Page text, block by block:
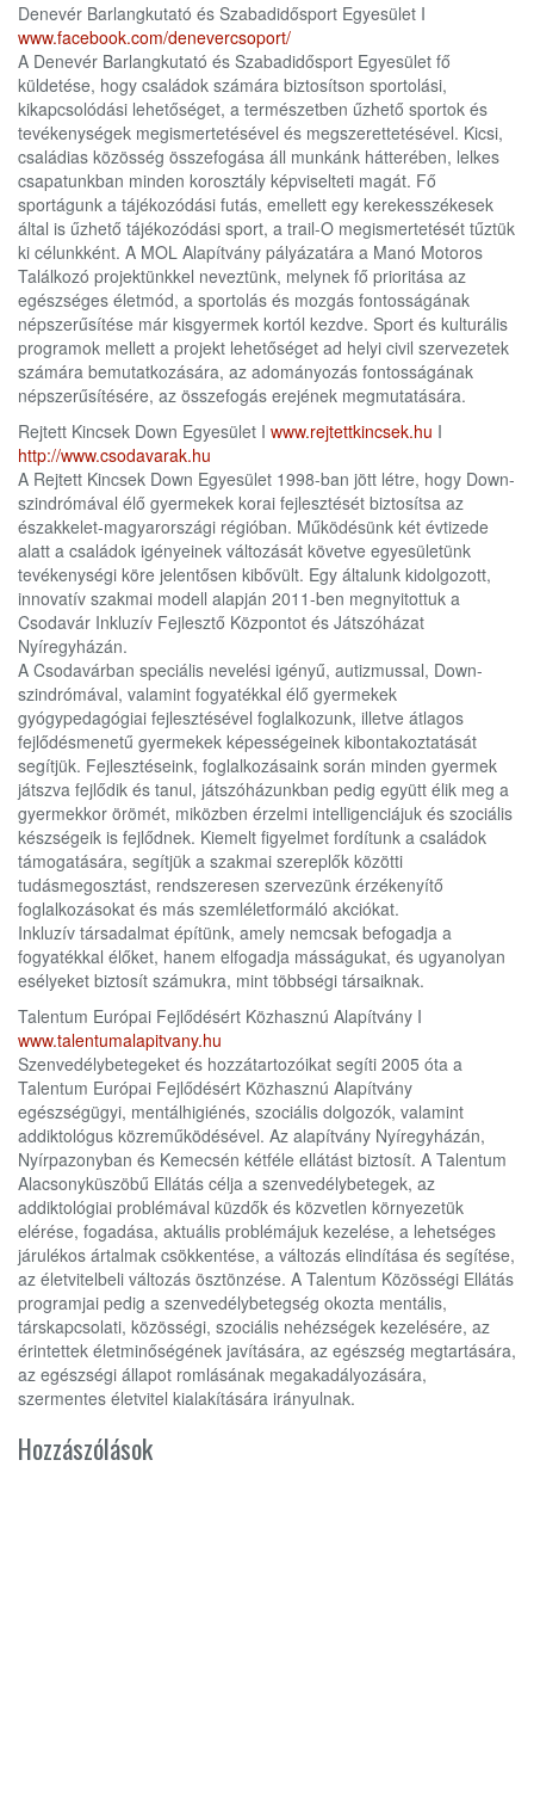
Denevér Barlangkutató és Szabadidősport Egyesület I
www.facebook.com/denevercsoport/
A Denevér Barlangkutató és Szabadidősport Egyesület fő
küldetése, hogy családok számára biztosítson sportolási,
kikapcsolódási lehetőséget, a természetben űzhető sportok és
tevékenységek megismertetésével és megszerettetésével. Kicsi,
családias közösség összefogása áll munkánk hátterében, lelkes
csapatunkban minden korosztály képviselteti magát. Fő
sportágunk a tájékozódási futás, emellett egy kerekesszékesek
által is űzhető tájékozódási sport, a trail-O megismertetését tűztük
ki célunkként. A MOL Alapítvány pályázatára a Manó Motoros
Találkozó projektünkkel neveztünk, melynek fő prioritása az
egészséges életmód, a sportolás és mozgás fontosságának
népszerűsítése már kisgyermek kortól kezdve. Sport és kulturális
programok mellett a projekt lehetőséget ad helyi civil szervezetek
számára bemutatkozására, az adományozás fontosságának
népszerűsítésére, az összefogás erejének megmutatására.
Rejtett Kincsek Down Egyesület I www.rejtettkincsek.hu I
http://www.csodavarak.hu
A Rejtett Kincsek Down Egyesület 1998-ban jött létre, hogy Down-
szindrómával élő gyermekek korai fejlesztését biztosítsa az
északkelet-magyarországi régióban. Működésünk két évtizede
alatt a családok igényeinek változását követve egyesületünk
tevékenységi köre jelentősen kibővült. Egy általunk kidolgozott,
innovatív szakmai modell alapján 2011-ben megnyitottuk a
Csodavár Inkluzív Fejlesztő Központot és Játszóházat
Nyíregyházán.
A Csodavárban speciális nevelési igényű, autizmussal, Down-
szindrómával, valamint fogyatékkal élő gyermekek
gyógypedagógiai fejlesztésével foglalkozunk, illetve átlagos
fejlődésmenetű gyermekek képességeinek kibontakoztatását
segítjük. Fejlesztéseink, foglalkozásaink során minden gyermek
játszva fejlődik és tanul, játszóházunkban pedig együtt élik meg a
gyermekkor örömét, miközben érzelmi intelligenciájuk és szociális
készségeik is fejlődnek. Kiemelt figyelmet fordítunk a családok
támogatására, segítjük a szakmai szereplők közötti
tudásmegosztást, rendszeresen szervezünk érzékenyítő
foglalkozásokat és más szemléletformáló akciókat.
Inkluzív társadalmat építünk, amely nemcsak befogadja a
fogyatékkal élőket, hanem elfogadja másságukat, és ugyanolyan
esélyeket biztosít számukra, mint többségi társaiknak.
Talentum Európai Fejlődésért Közhasznú Alapítvány I
www.talentumalapitvany.hu
Szenvedélybetegeket és hozzátartozóikat segíti 2005 óta a
Talentum Európai Fejlődésért Közhasznú Alapítvány
egészségügyi, mentálhigiénés, szociális dolgozók, valamint
addiktológus közreműködésével. Az alapítvány Nyíregyházán,
Nyírpazonyban és Kemecsén kétféle ellátást biztosít. A Talentum
Alacsonyküszöbű Ellátás célja a szenvedélybetegek, az
addiktológiai problémával küzdők és közvetlen környezetük
elérése, fogadása, aktuális problémájuk kezelése, a lehetséges
járulékos ártalmak csökkentése, a változás elindítása és segítése,
az életvitelbeli változás ösztönzése. A Talentum Közösségi Ellátás
programjai pedig a szenvedélybetegség okozta mentális,
társkapcsolati, közösségi, szociális nehézségek kezelésére, az
érintettek életminőségének javítására, az egészség megtartására,
az egészségi állapot romlásának megakadályozására,
szermentes életvitel kialakítására irányulnak.
Hozzászólások